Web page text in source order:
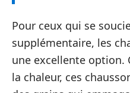
Pour ceux qui se
supplémentaire, les
une excellente option.
la chaleur, ces